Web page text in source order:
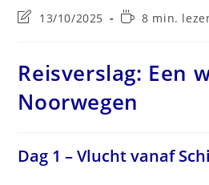
Laatste
bericht:
13/10/2025 Leestijd:
8 min.
Reisverslag: Een
Noorwegen
Dag 1 – Vlucht vanaf